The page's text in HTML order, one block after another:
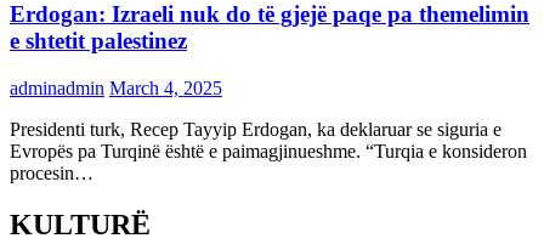
Erdogan: Izraeli nuk do të gjejë paqe pa themelimin
e shtetit palestinez
adminadmin March 4, 2025
Presidenti turk, Recep Tayyip Erdogan, ka deklaruar se siguria e
Evropës pa Turqinë është e paimagjinueshme. “Turqia e konsideron
procesin…
KULTURË